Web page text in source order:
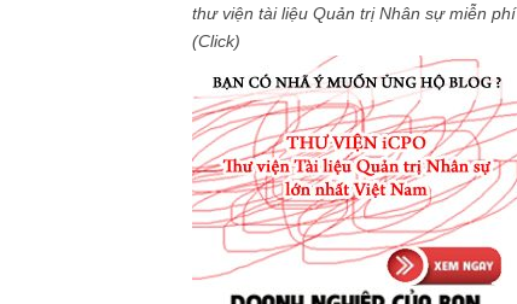
thư viện tài liệu Quản trị Nhân sự miễn phí
(Click)